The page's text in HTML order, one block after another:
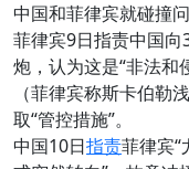
中国和菲律宾就碰撞问
菲律宾9日指责中国
炮，认为这是“非法和
（菲律宾称斯卡伯勒
取“管控措施”。
中国10日指责菲律宾“